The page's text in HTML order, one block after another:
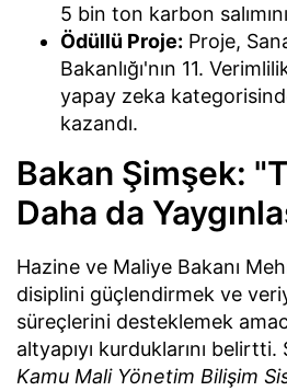
5 bin ton karbon
Ödüllü Proje: Proje,
Bakanlığı'nın 11.
yapay zeka
kazandı.
Bakan Şimşek:
Daha da
Hazine ve Maliye Bakanı
disiplini güçlendirmek ve
süreçlerini desteklemek
altyapıyı kurduklarını belirtti.
Kamu Mali Yönetim Bilişim